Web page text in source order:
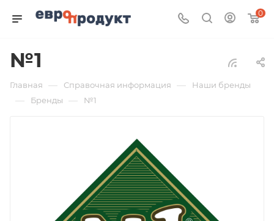
0
№1
Главная — Справочная информация — Наши бренды
— Бренды — №1